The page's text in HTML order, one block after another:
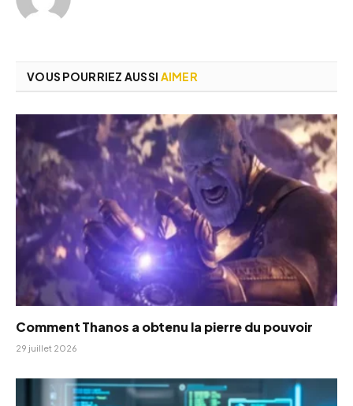
VOUS POURRIEZ AUSSI AIMER
Comment Thanos a obtenu la pierre du pouvoir
29 juillet 2026